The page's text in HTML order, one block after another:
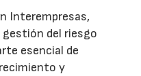
Interempresas,
gestión del riesgo
esencial de
y